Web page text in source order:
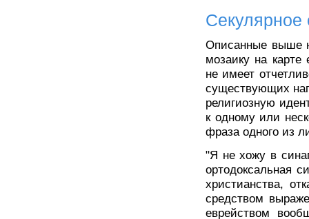
Секулярное
Описанные выше
мозаику на
не имеет
существующих
религиозную
к одному или
фраза одного из
"Я не хожу в
ортодоксальная
христианства,
средством
еврейством